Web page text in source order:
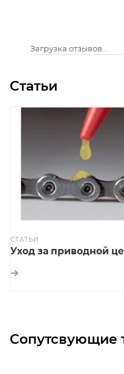
Загрузка отзывов...
Статьи
СТАТЬИ
Уход за приводной
Сопутсвующие